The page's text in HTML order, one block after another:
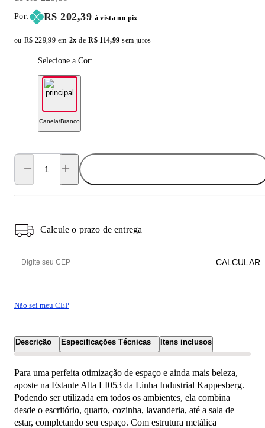
Por: Price:
R$ 202,39 à vista no pix
ou Original price:
R$ 229,99 em 2x de Installment price:
R$ 114,99 sem juros
Selecione a Cor:
Canela/Branco
Calcule o prazo de entrega
Não sei meu CEP
CALCULAR
Descrição Especificações Técnicas Itens inclusos
Para uma perfeita otimização de espaço e ainda mais beleza,
aposte na Estante Alta LI053 da Linha Industrial Kappesberg.
Podendo ser utilizada em todos os ambientes, ela combina
desde o escritório, quarto, cozinha, lavanderia, até a sala de
estar, completando seu espaço. Com estrutura metálica